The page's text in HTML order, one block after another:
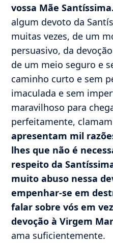
vossa Mãe Santíssima.
algum devoto da
muitas vezes, de um
persuasivo, da
de um meio seguro e
caminho curto e sem
imaculada e sem
maravilhoso para
perfeitamente,
apresentam mil
lhes que não é
respeito da
muito abuso nessa
empenhar-se em
falar sobre vós em
devoção à Virgem
ama suficientemente.